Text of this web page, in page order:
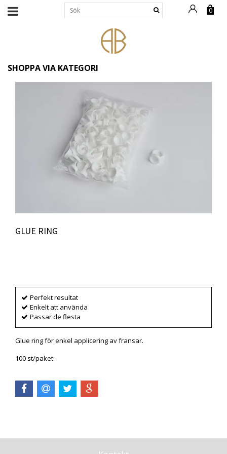
0
SHOPPA VIA KATEGORI
GLUE RING
Perfekt resultat
Enkelt att använda
Passar de flesta
Glue ring för enkel applicering av fransar.
100 st/paket